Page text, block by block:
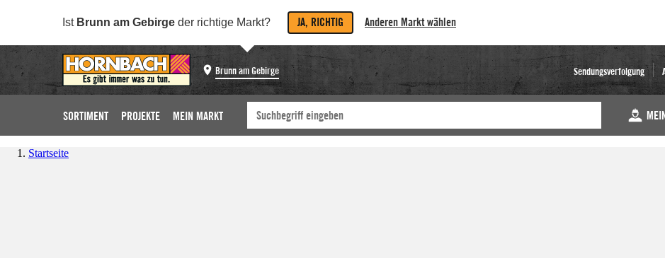
Ist Brunn am Gebirge der richtige Markt? JA, RICHTIG Anderen Markt wählen
Brunn am Gebirge Sendungsverfolgung
SORTIMENT PROJEKTE MEIN MARKT
Startseite